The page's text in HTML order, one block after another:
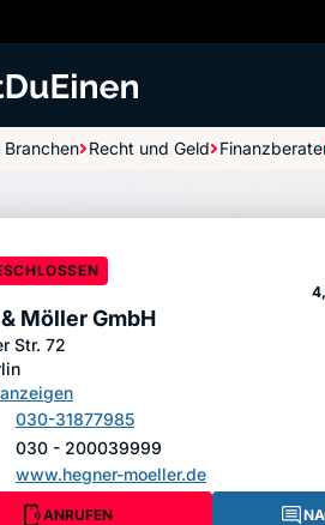
Branchen Recht und Geld
GmbH
Möller GmbH
Str. 72
030-31877985
030 - 200039999
www.hegner-moeller.de
ANRUFEN